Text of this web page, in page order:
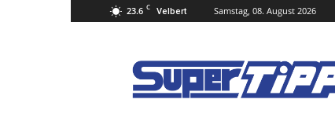
23.6 C Velbert Samstag, 08. August 2026
Tipp
Online